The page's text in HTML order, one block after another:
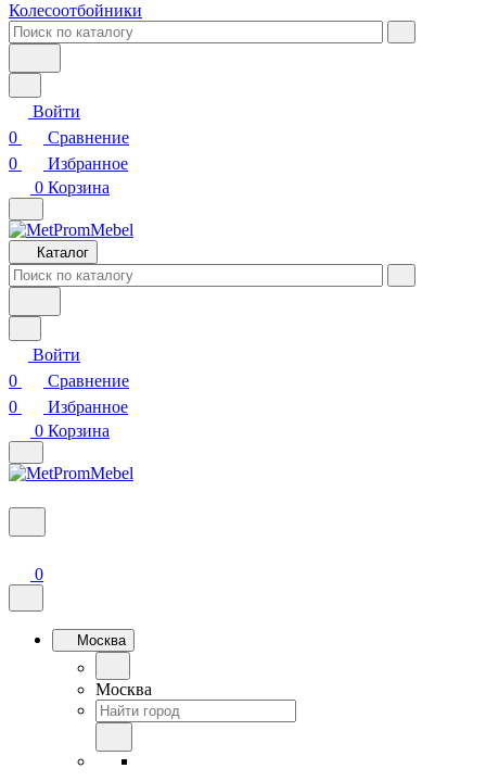
Колесоотбойники
Войти
0
Сравнение
0
Избранное
0 Корзина
Каталог
Войти
0
Сравнение
0
Избранное
0 Корзина
0
Москва
Москва